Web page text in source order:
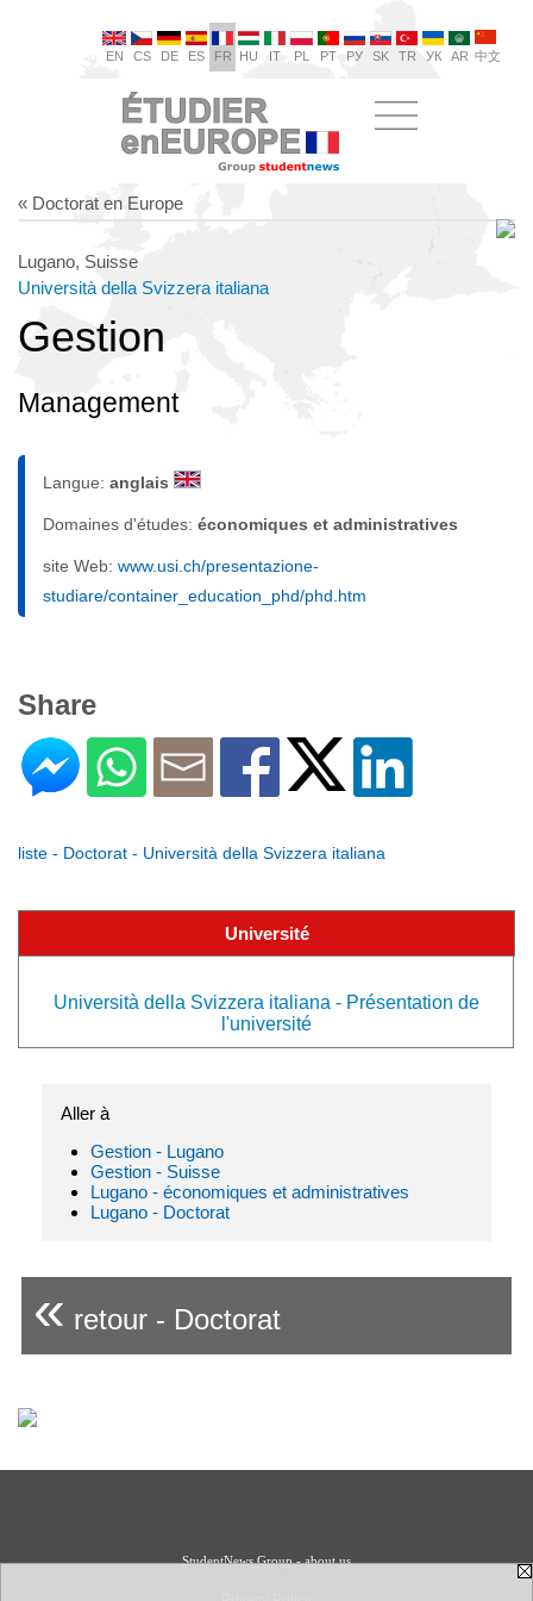
EN CS DE ES FR HU IT PL PT РУ SK TR УК AR 中文
« Doctorat en Europe
Lugano, Suisse
Università della Svizzera italiana
Gestion
Management
Langue: anglais
Domaines d'études: économiques et administratives
site Web: www.usi.ch/presentazione-
studiare/container_education_phd/phd.htm
Share
liste - Doctorat - Università della Svizzera italiana
Université
Università della Svizzera italiana - Présentation de
l'université
Aller à
Gestion - Lugano
Gestion - Suisse
Lugano - économiques et administratives
Lugano - Doctorat
« retour - Doctorat
StudentNews Group - about us